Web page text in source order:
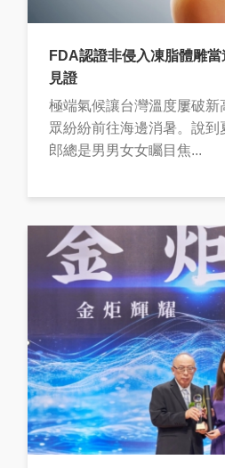
FDA認證非侵入凍脂體雕
見證
極端氣候讓台灣溫度屢破新
眾紛紛前往海邊消暑。說
郎總是男男女女矚目焦...